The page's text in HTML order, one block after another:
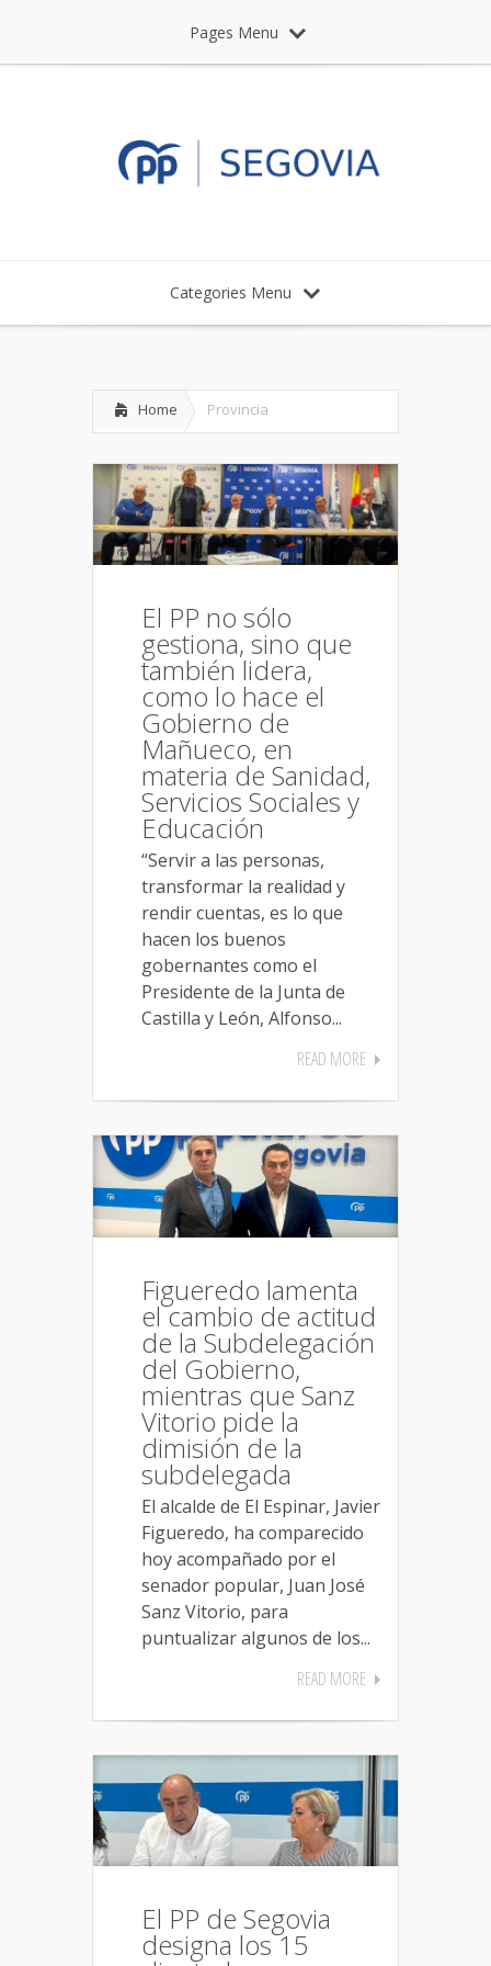
Pages Menu
Categories Menu
Home Provincia
El PP no sólo
gestiona, sino que
también lidera,
como lo hace el
Gobierno de
Mañueco, en
materia de Sanidad,
Servicios Sociales y
Educación
“Servir a las personas,
transformar la realidad y
rendir cuentas, es lo que
hacen los buenos
gobernantes como el
Presidente de la Junta de
Castilla y León, Alfonso...
READ MORE
Figueredo lamenta
el cambio de actitud
de la Subdelegación
del Gobierno,
mientras que Sanz
Vitorio pide la
dimisión de la
subdelegada
El alcalde de El Espinar, Javier
Figueredo, ha comparecido
hoy acompañado por el
senador popular, Juan José
Sanz Vitorio, para
puntualizar algunos de los...
READ MORE
El PP de Segovia
designa los 15